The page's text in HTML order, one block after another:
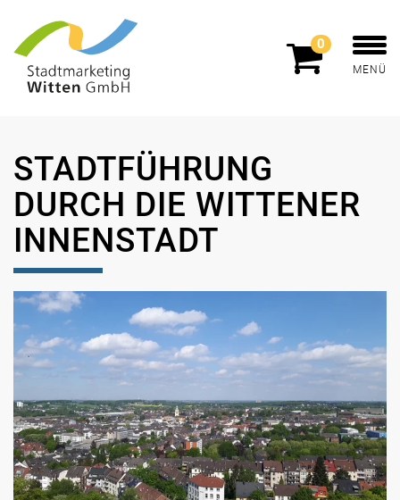
0
MENÜ
STADTFÜHRUNG
DURCH DIE WITTENER
INNENSTADT